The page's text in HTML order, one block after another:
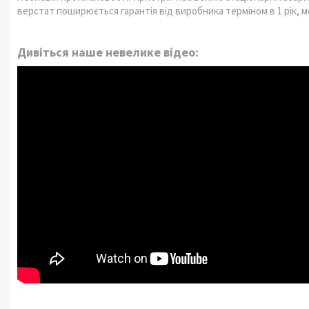
верстат поширюється гарантія від виробника терміном в 1 рік,
Дивіться наше невелике відео: